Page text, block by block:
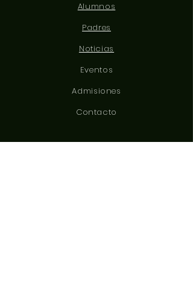
Alumnos
Padres
Noticias
Eventos
Admisiones
Contacto